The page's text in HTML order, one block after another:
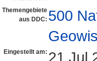
Themengebiete
aus DDC: 500
Eingestellt am: 21 Jul